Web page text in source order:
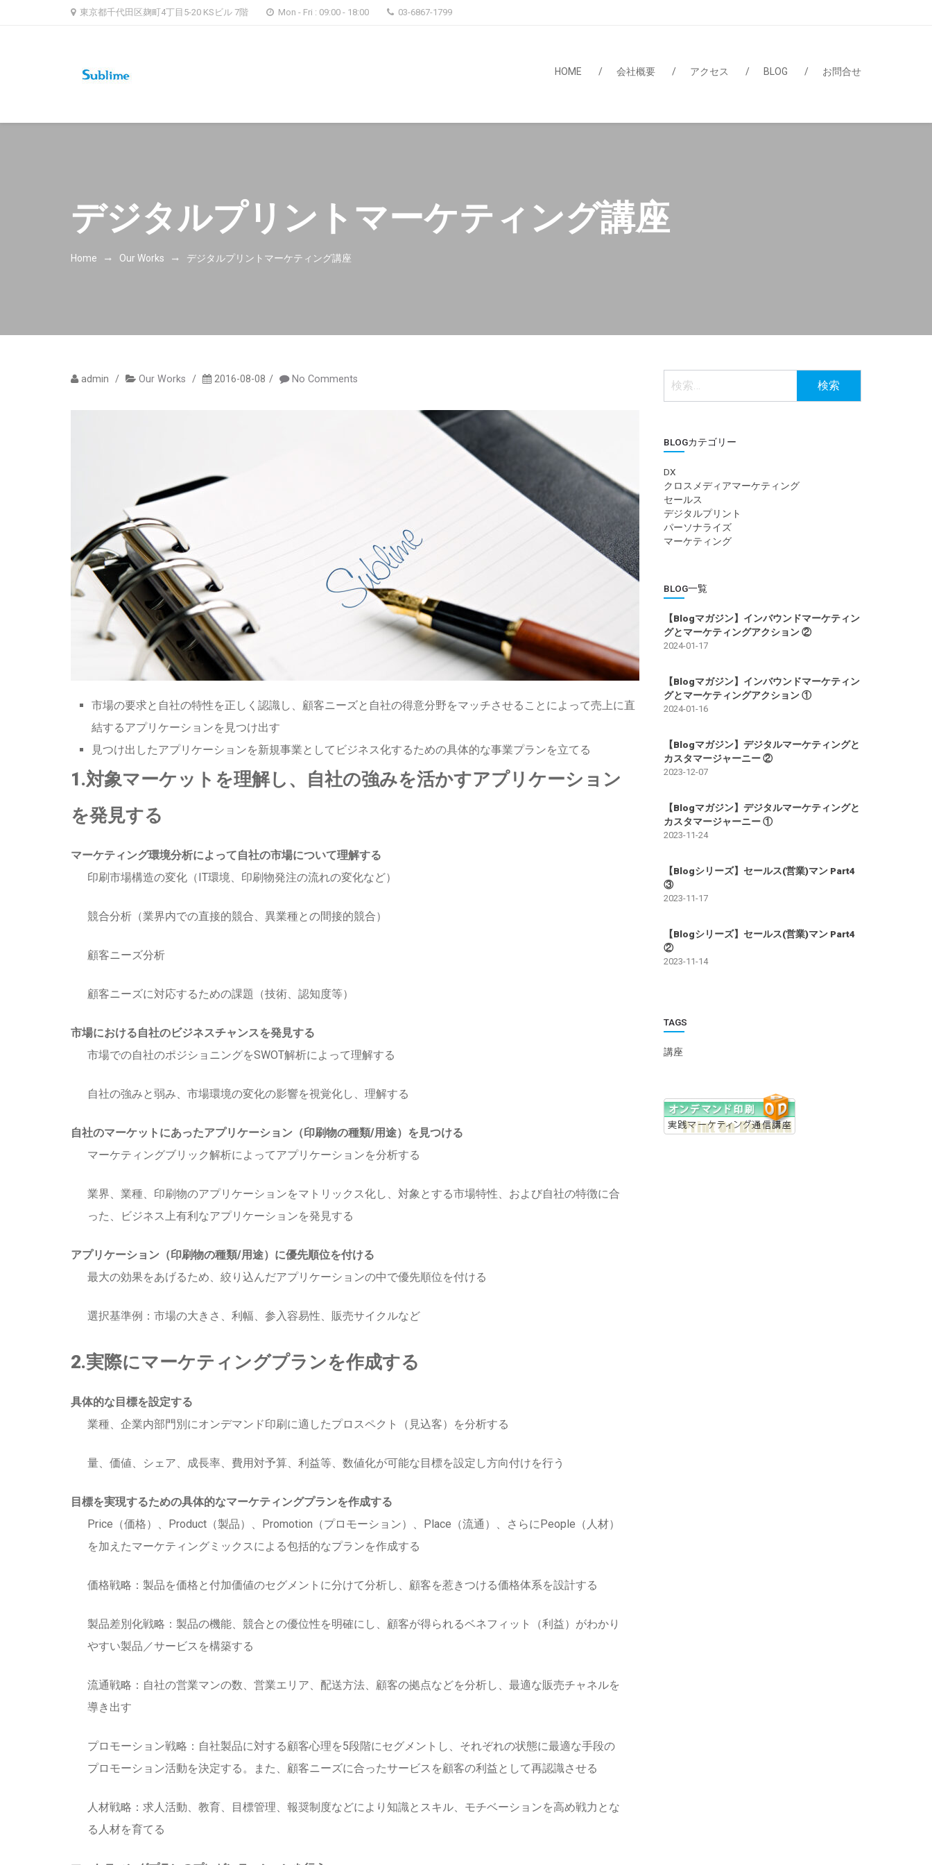
東京都千代田区麹町4丁目5-20 KSビル 7階 Mon - Fri : 09:00 - 18:00 03-6867-1799
HOME 会社概要 アクセス BLOG お問合せ
デジタルプリントマーケティング講座
Home Our Works デジタルプリントマーケティング講座
admin Our Works 2016-08-08 No Comments
市場の要求と自社の特性を正しく認識し、顧客ニーズと自社の得意分野をマッチさせることによって売上に直
結するアプリケーションを見つけ出す
見つけ出したアプリケーションを新規事業としてビジネス化するための具体的な事業プランを立てる
1.対象マーケットを理解し、自社の強みを活かすアプリケーション
を発見する
マーケティング環境分析によって自社の市場について理解する
印刷市場構造の変化（IT環境、印刷物発注の流れの変化など）
競合分析（業界内での直接的競合、異業種との間接的競合）
顧客ニーズ分析
顧客ニーズに対応するための課題（技術、認知度等）
市場における自社のビジネスチャンスを発見する
市場での自社のポジショニングをSWOT解析によって理解する
自社の強みと弱み、市場環境の変化の影響を視覚化し、理解する
自社のマーケットにあったアプリケーション（印刷物の種類/用途）を見つける
マーケティングブリック解析によってアプリケーションを分析する
業界、業種、印刷物のアプリケーションをマトリックス化し、対象とする市場特性、および自社の特徴に合
った、ビジネス上有利なアプリケーションを発見する
アプリケーション（印刷物の種類/用途）に優先順位を付ける
最大の効果をあげるため、絞り込んだアプリケーションの中で優先順位を付ける
選択基準例：市場の大きさ、利幅、参入容易性、販売サイクルなど
2.実際にマーケティングプランを作成する
具体的な目標を設定する
業種、企業内部門別にオンデマンド印刷に適したプロスペクト（見込客）を分析する
量、価値、シェア、成長率、費用対予算、利益等、数値化が可能な目標を設定し方向付けを行う
目標を実現するための具体的なマーケティングプランを作成する
Price（価格）、Product（製品）、Promotion（プロモーション）、Place（流通）、さらにPeople（人材）
を加えたマーケティングミックスによる包括的なプランを作成する
価格戦略：製品を価格と付加価値のセグメントに分けて分析し、顧客を惹きつける価格体系を設計する
製品差別化戦略：製品の機能、競合との優位性を明確にし、顧客が得られるベネフィット（利益）がわかり
やすい製品／サービスを構築する
流通戦略：自社の営業マンの数、営業エリア、配送方法、顧客の拠点などを分析し、最適な販売チャネルを
導き出す
プロモーション戦略：自社製品に対する顧客心理を5段階にセグメントし、それぞれの状態に最適な手段の
プロモーション活動を決定する。また、顧客ニーズに合ったサービスを顧客の利益として再認識させる
人材戦略：求人活動、教育、目標管理、報奨制度などにより知識とスキル、モチベーションを高め戦力とな
る人材を育てる
検
索:
BLOGカテゴリー
DX
クロスメディアマーケティング
セールス
デジタルプリント
パーソナライズ
マーケティング
BLOG一覧
【Blogマガジン】インバウンドマーケティン
グとマーケティングアクション ②
2024-01-17
【Blogマガジン】インバウンドマーケティン
グとマーケティングアクション ①
2024-01-16
【Blogマガジン】デジタルマーケティングと
カスタマージャーニー ②
2023-12-07
【Blogマガジン】デジタルマーケティングと
カスタマージャーニー ①
2023-11-24
【Blogシリーズ】セールス(営業)マン Part4
③
2023-11-17
【Blogシリーズ】セールス(営業)マン Part4
②
2023-11-14
TAGS
講座